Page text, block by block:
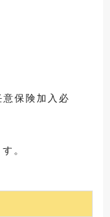
保険加入必
。